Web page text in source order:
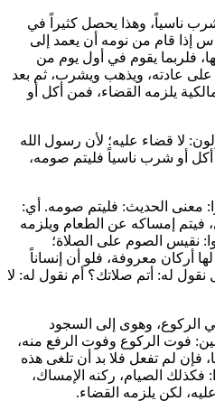
ناسياً، وهذا يحصل كثيراً في
إذا قام من نومه أن يعمد إلى
فلربما يقوم في أول يوم من
عادته، ويذهب ويشرب، ثم بعد
يلزمه القضاء، فمن أكل أو
لا قضاء عليه؛ لأن رسول الله
أو شرب ناسياً فليتم صومه،
معنى الحديث: فليتم صومه. أي:
فيتم إمساكه عن الطعام ويلزمه
نقيس الصوم على الصلاة؛
أركان معروفة، فلو أن إنساناً
له: أتم صلاتك؟ أم نقول له: لا
الركوع، وهوى إلى السجود
فوت الركوع وفوت الرفع منه،
فإن لم تفعل فلا بد أن تلغى هذه
فكذلك الصيام، ركنه الإمساك،
لكن يلزمه القضاء.